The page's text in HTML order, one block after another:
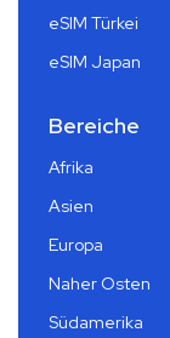
eSIM Türkei
eSIM Japan
Bereiche
Afrika
Asien
Europa
Naher Osten
Südamerika